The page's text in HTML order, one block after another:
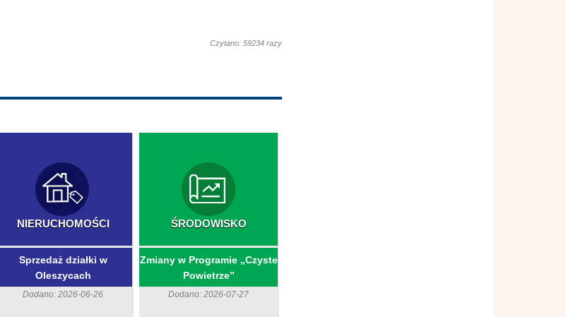
Czytano: 59234 razy
NIERUCHOMOŚCI
Sprzedaż działki w
Oleszycach
Dodano: 2026-06-26
ŚRODOWISKO
Zmiany w Programie „Czyste
Powietrze”
Dodano: 2026-07-27